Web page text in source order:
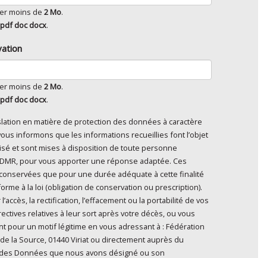
moins de 2 Mo.
pdf doc docx.
moins de 2 Mo.
pdf doc docx.
je consens au traitement de mes données à caractère
en matière de protection des données à caractère
informons que les informations recueillies font l’objet
pour vous apporter une réponse adaptée. Ces
que pour une durée adéquate à cette finalité
à la loi (obligation de conservation ou prescription).
la rectification, l’effacement ou la portabilité de vos
relatives à leur sort après votre décès, ou vous
pour un motif légitime en vous adressant à : Fédération
la Source, 01440 Viriat ou directement auprès du
Données que nous avons désigné ou son